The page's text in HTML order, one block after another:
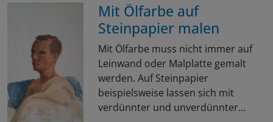
Mit Ölfarbe auf
Steinpapier malen
Mit Ölfarbe muss nicht immer auf
Leinwand oder Malplatte gemalt
werden. Auf Steinpapier
beispielsweise lassen sich mit
verdünnter und unverdünnter…